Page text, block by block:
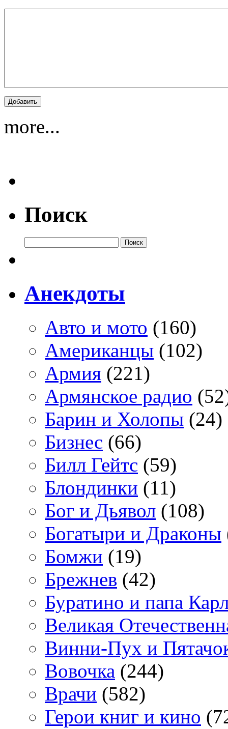
more...
Поиск
Анекдоты
Авто и мото (160)
Американцы (102)
Армия (221)
Армянское радио
Барин и Холопы (24)
Бизнес (66)
Билл Гейтс (59)
Блондинки (11)
Бог и Дьявол (108)
Богатыри и Драконы
Бомжи (19)
Брежнев (42)
Буратино и папа
Великая
Винни-Пух и
Вовочка (244)
Врачи (582)
Герои книг и кино